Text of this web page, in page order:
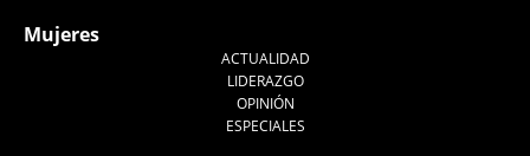
Mujeres
ACTUALIDAD
LIDERAZGO
OPINIÓN
ESPECIALES